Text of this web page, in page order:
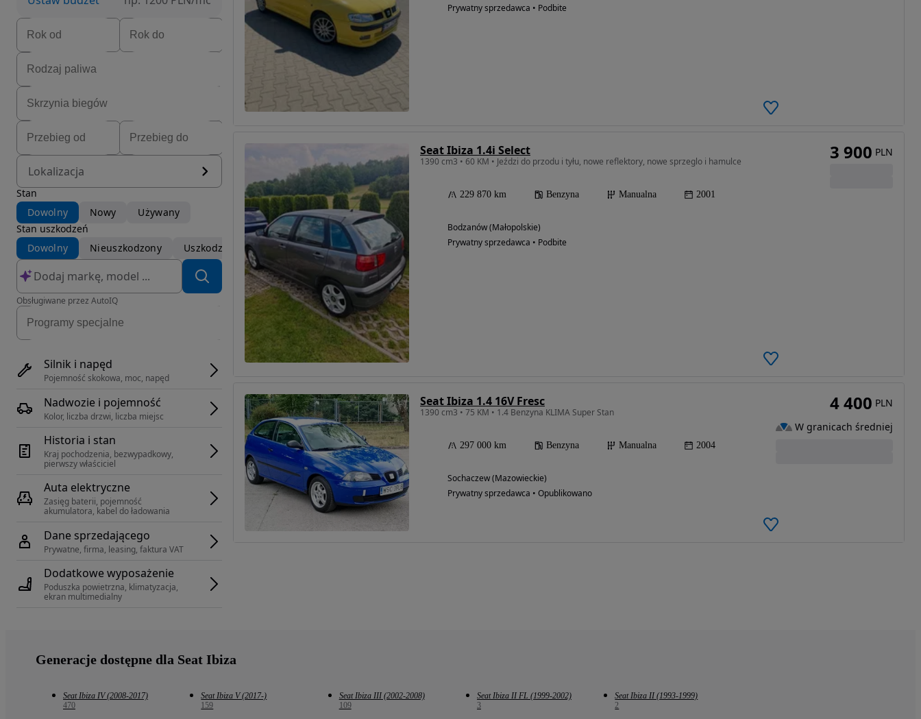
Lokalizacja
Stan
Dowolny
Nowy
Używany
Stan uszkodzeń
Dowolny
Nieuszkodzony Uszkodzony
Obsługiwane przez AutoIQ
Silnik i napęd
Pojemność skokowa, moc, napęd
Nadwozie i pojemność
Kolor, liczba drzwi, liczba miejsc
Historia i stan
Kraj pochodzenia, bezwypadkowy,
pierwszy właściciel
Auta elektryczne
Zasięg baterii, pojemność
akumulatora, kabel do ładowania
Dane sprzedającego
Prywatne, firma, leasing, faktura VAT
Dodatkowe wyposażenie
Poduszka powietrzna, klimatyzacja,
ekran multimedialny
Prywatny sprzedawca • Podbite
Seat Ibiza 1.4i Select
1390 cm3 • 60 KM • Jeździ do przodu i tyłu, nowe reflektory, nowe sprzeglo i hamulce
229 870 km Benzyna Manualna 2001
Bodzanów (Małopolskie)
Prywatny sprzedawca • Podbite
3 900 PLN
Seat Ibiza 1.4 16V Fresc
1390 cm3 • 75 KM • 1.4 Benzyna KLIMA Super Stan
297 000 km Benzyna Manualna 2004
Sochaczew (Mazowieckie)
Prywatny sprzedawca • Opublikowano
4 400 PLN
W granicach średniej
Generacje dostępne dla Seat Ibiza
Seat Ibiza IV (2008-2017)
470
Seat Ibiza V (2017-)
159
Seat Ibiza III (2002-2008)
109
Seat Ibiza II FL (1999-2002)
3
Seat Ibiza II (1993-1999)
2